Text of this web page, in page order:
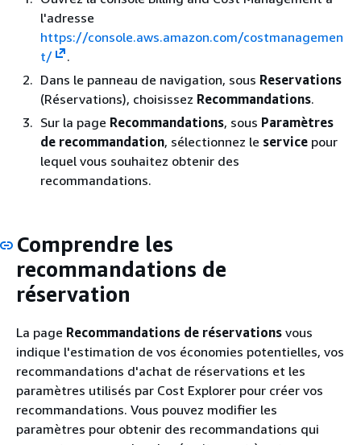
l'adresse
https://console.aws.amazon.com/costmanagemen
t/
.
Dans le panneau de navigation, sous Reservations
(Réservations), choisissez Recommandations.
Sur la page Recommandations, sous Paramètres
de recommandation, sélectionnez le service pour
lequel vous souhaitez obtenir des
recommandations.
Comprendre les
recommandations de
réservation
La page Recommandations de réservations vous
indique l'estimation de vos économies potentielles, vos
recommandations d'achat de réservations et les
paramètres utilisés par Cost Explorer pour créer vos
recommandations. Vous pouvez modifier les
paramètres pour obtenir des recommandations qui